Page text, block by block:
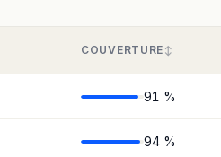
COUVERTURE
91 %
94 %